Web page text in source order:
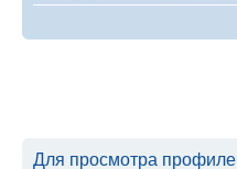
Для просмотра